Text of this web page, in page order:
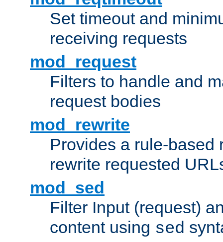
Set timeout and
receiving requests
mod_request
Filters to handle and
request bodies
mod_rewrite
Provides a rule-based
rewrite requested
mod_sed
Filter Input (request)
content using sed